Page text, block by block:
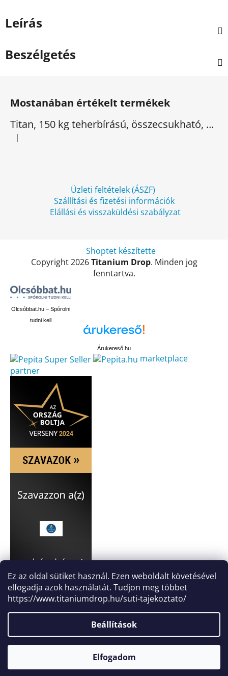
Ez az oldal sütiket használ. Ezen weboldalt követésével
elfogadja azok használatát. Tudjon meg többet
https://www.titaniumdrop.hu/suti-tajekoztato/
Beállítások
Elfogadom
Leírás
Beszélgetés
Mostanában értékelt termékek
Titan, 150 kg teherbírású, összecsukható, elektromos háromkerekű
A termék értékelése 5-ből 5 csillag.
|
Üzleti feltételek (ÁSZF)
Szállítási és fizetési információk
Elállási és visszaküldési szabályzat
Shoptet készítette
Copyright 2026Titanium Drop. Minden jog
fenntartva.
Olcsóbbat.hu – Spórolni
tudni kell
Árukereső.hu
marketplace
partner